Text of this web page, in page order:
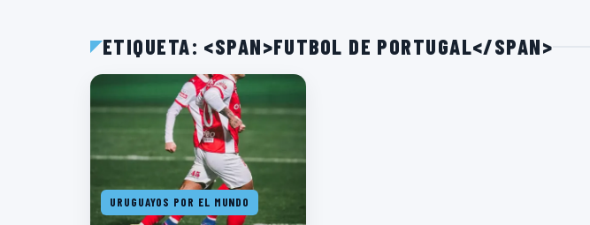
ETIQUETA: <SPAN>FUTBOL DE PORTUGAL</SPAN>
URUGUAYOS POR EL MUNDO